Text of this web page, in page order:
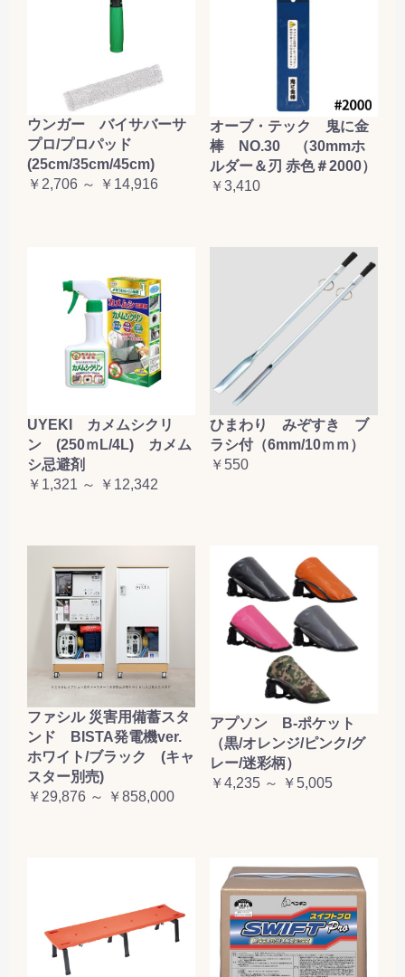
お買い物を続ける カートへ進む
ウンガー バイサバーサ
プロ/プロパッド
(25cm/35cm/45cm)
￥2,706 ～ ￥14,916
オーブ・テック 鬼に金
棒 NO.30 （30mmホ
ルダー＆刃 赤色＃2000）
￥3,410
UYEKI カメムシクリ
ン (250ｍL/4L) カメム
シ忌避剤
￥1,321 ～ ￥12,342
ひまわり みぞすき ブ
ラシ付（6mm/10ｍｍ）
￥550
ファシル 災害用備蓄スタ
ンド BISTA発電機ver.
ホワイト/ブラック (キャ
スター別売)
￥29,876 ～ ￥858,000
アプソン B-ポケット
（黒/オレンジ/ピンク/グ
レー/迷彩柄）
￥4,235 ～ ￥5,005